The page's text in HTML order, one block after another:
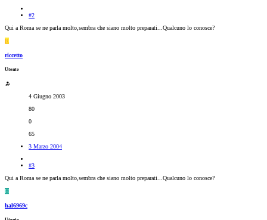
#2
Qui a Roma se ne parla molto,sembra che siano molto preparati...Qualcuno lo conosce?
R
riccetto
Utente
4 Giugno 2003
80
0
65
3 Marzo 2004
#3
Qui a Roma se ne parla molto,sembra che siano molto preparati...Qualcuno lo conosce?
H
hal6969c